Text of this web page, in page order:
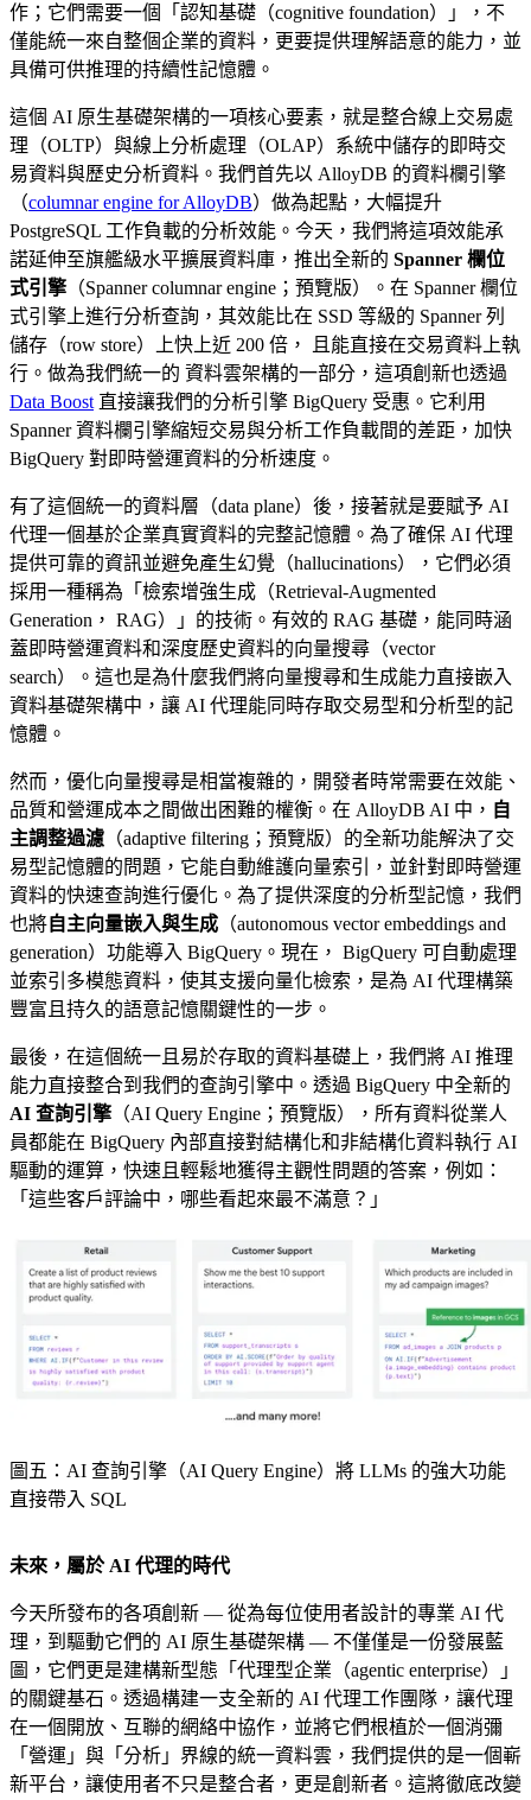
作；它們需要一個「認知基礎（cognitive foundation）」，不
僅能統一來自整個企業的資料，更要提供理解語意的能力，並
具備可供推理的持續性記憶體。
這個 AI 原生基礎架構的一項核心要素，就是整合線上交易處
理（OLTP）與線上分析處理（OLAP）系統中儲存的即時交
易資料與歷史分析資料。我們首先以 AlloyDB 的資料欄引擎
（columnar engine for AlloyDB）做為起點，大幅提升
PostgreSQL 工作負載的分析效能。今天，我們將這項效能承
諾延伸至旗艦級水平擴展資料庫，推出全新的 Spanner 欄位
式引擎 （Spanner columnar engine；預覽版）。在 Spanner 欄位
式引擎上進行分析查詢，其效能比在 SSD 等級的 Spanner 列
儲存（row store）上快上近 200 倍， 且能直接在交易資料上執
行。做為我們統一的 資料雲架構的一部分，這項創新也透過
Data Boost直接讓我們的分析引擎 BigQuery 受惠。它利用
Spanner 資料欄引擎縮短交易與分析工作負載間的差距，加快
BigQuery 對即時營運資料的分析速度。
有了這個統一的資料層（data plane）後，接著就是要賦予 AI
代理一個基於企業真實資料的完整記憶體。為了確保 AI 代理
提供可靠的資訊並避免產生幻覺（hallucinations），它們必須
採用一種稱為「檢索增強生成（Retrieval-Augmented
Generation， RAG）」的技術。有效的 RAG 基礎，能同時涵
蓋即時營運資料和深度歷史資料的向量搜尋（vector
search）。這也是為什麼我們將向量搜尋和生成能力直接嵌入
資料基礎架構中，讓 AI 代理能同時存取交易型和分析型的記
憶體。
然而，優化向量搜尋是相當複雜的，開發者時常需要在效能、
品質和營運成本之間做出困難的權衡。在 AlloyDB AI 中， 自
主調整過濾 （adaptive filtering；預覽版）的全新功能解決了交
易型記憶體的問題，它能自動維護向量索引，並針對即時營運
資料的快速查詢進行優化。為了提供深度的分析型記憶，我們
也將自主向量嵌入與生成 （autonomous vector embeddings and
generation）功能導入 BigQuery。現在， BigQuery 可自動處理
並索引多模態資料，使其支援向量化檢索，是為 AI 代理構築
豐富且持久的語意記憶關鍵性的一步。
最後，在這個統一且易於存取的資料基礎上，我們將 AI 推理
能力直接整合到我們的查詢引擎中。透過 BigQuery 中全新的
AI 查詢引擎 （AI Query Engine；預覽版），所有資料從業人
員都能在 BigQuery 內部直接對結構化和非結構化資料執行 AI
驅動的運算，快速且輕鬆地獲得主觀性問題的答案，例如：
「這些客戶評論中，哪些看起來最不滿意？」
圖五：AI 查詢引擎（AI Query Engine）將 LLMs 的強大功能
直接帶入 SQL
未來，屬於 AI 代理的時代
今天所發布的各項創新 — 從為每位使用者設計的專業 AI 代
理，到驅動它們的 AI 原生基礎架構 — 不僅僅是一份發展藍
圖，它們更是建構新型態「代理型企業（agentic enterprise）」
的關鍵基石。透過構建一支全新的 AI 代理工作團隊，讓代理
在一個開放、互聯的網絡中協作，並將它們根植於一個消彌
「營運」與「分析」界線的統一資料雲，我們提供的是一個嶄
新平台，讓使用者不只是整合者，更是創新者。這將徹底改變